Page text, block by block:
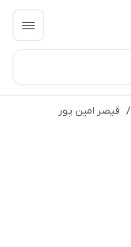
/ قیصر امین پور